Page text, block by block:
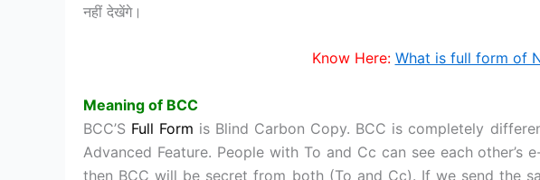
नहीं देखेंगे।
Know Here: What is full form of
Meaning of BCC
BCC’S Full Form is Blind Carbon Copy. BCC is completely
Advanced Feature. People with To and Cc can see each other’s
then BCC will be secret from both (To and Cc). If we send the